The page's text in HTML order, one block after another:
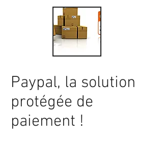
Paypal, la solution
protégée de
paiement !